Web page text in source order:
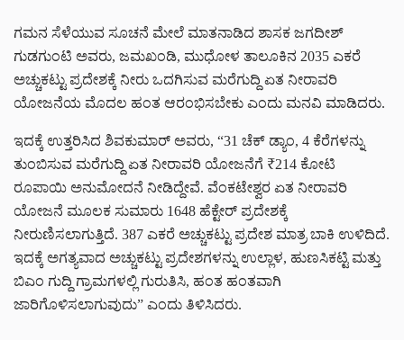
ಗಮನ ಸೆಳೆಯುವ ಸೂಚನೆ ಮೇಲೆ ಮಾತನಾಡಿದ ಶಾಸಕ ಜಗದೀಶ್
ಗುಡಗುಂಟಿ ಅವರು, ಜಮಖಂಡಿ, ಮುಧೋಳ ತಾಲೂಕಿನ 2035 ಎಕರೆ
ಅಚ್ಚುಕಟ್ಟು ಪ್ರದೇಶಕ್ಕೆ ನೀರು ಒದಗಿಸುವ ಮರೆಗುದ್ದಿ ಏತ ನೀರಾವರಿ
ಯೋಜನೆಯ ಮೊದಲ ಹಂತ ಆರಂಭಿಸಬೇಕು ಎಂದು ಮನವಿ ಮಾಡಿದರು.
ಇದಕ್ಕೆ ಉತ್ತರಿಸಿದ ಶಿವಕುಮಾರ್ ಅವರು, “31 ಚೆಕ್ ಡ್ಯಾಂ, 4 ಕೆರೆಗಳನ್ನು
ತುಂಬಿಸುವ ಮರೆಗುದ್ದಿ ಏತ ನೀರಾವರಿ ಯೋಜನೆಗೆ ₹214 ಕೋಟಿ
ರೂಪಾಯಿ ಅನುಮೋದನೆ ನೀಡಿದ್ದೇವೆ. ವೆಂಕಟೇಶ್ವರ ಏತ ನೀರಾವರಿ
ಯೋಜನೆ ಮೂಲಕ ಸುಮಾರು 1648 ಹೆಕ್ಟೇರ್ ಪ್ರದೇಶಕ್ಕೆ
ನೀರುಣಿಸಲಾಗುತ್ತಿದೆ. 387 ಎಕರೆ ಅಚ್ಚುಕಟ್ಟು ಪ್ರದೇಶ ಮಾತ್ರ ಬಾಕಿ ಉಳಿದಿದೆ.
ಇದಕ್ಕೆ ಅಗತ್ಯವಾದ ಅಚ್ಚುಕಟ್ಟು ಪ್ರದೇಶಗಳನ್ನು ಉಲ್ಲಾಳ, ಹುಣಸಿಕಟ್ಟಿ ಮತ್ತು
ಬಿಎಂ ಗುದ್ದಿ ಗ್ರಾಮಗಳಲ್ಲಿ ಗುರುತಿಸಿ, ಹಂತ ಹಂತವಾಗಿ
ಜಾರಿಗೊಳಿಸಲಾಗುವುದು” ಎಂದು ತಿಳಿಸಿದರು.